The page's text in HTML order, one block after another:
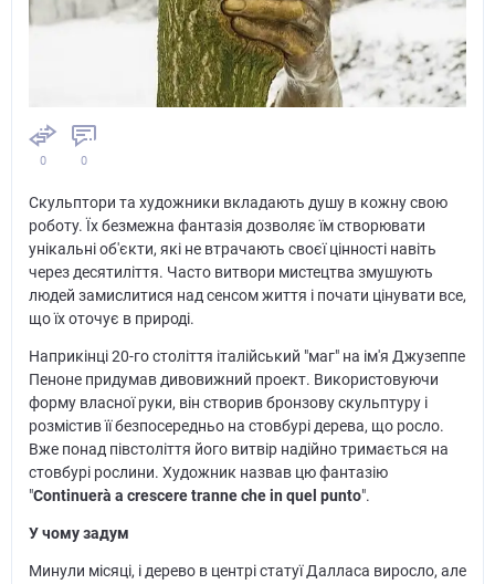
0 0
Скульптори та художники вкладають душу в кожну свою
роботу. Їх безмежна фантазія дозволяє їм створювати
унікальні об'єкти, які не втрачають своєї цінності навіть
через десятиліття. Часто витвори мистецтва змушують
людей замислитися над сенсом життя і почати цінувати все,
що їх оточує в природі.
Наприкінці 20-го століття італійський "маг" на ім'я Джузеппе
Пеноне придумав дивовижний проект. Використовуючи
форму власної руки, він створив бронзову скульптуру і
розмістив її безпосередньо на стовбурі дерева, що росло.
Вже понад півстоліття його витвір надійно тримається на
стовбурі рослини. Художник назвав цю фантазію
"Continuerà a crescere tranne che in quel punto".
У чому задум
Минули місяці, і дерево в центрі статуї Далласа виросло, але